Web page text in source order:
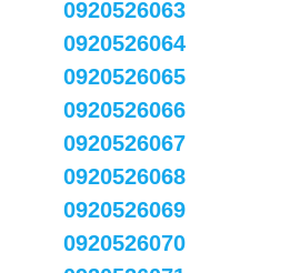
0920526063
0920526064
0920526065
0920526066
0920526067
0920526068
0920526069
0920526070